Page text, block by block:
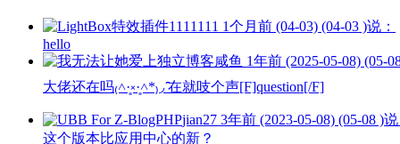
1111111 1个月前 (04-03) (04-03 )说：
hello
咸鱼 1年前 (2025-05-08) (05-
大佬还在吗₍˄·͈༝·͈˄*₎◞ ̑̑在就吱个声[F]question[/F]
jian27 3年前 (2023-05-08) (05-08 )说
这个版本比应用中心的新？